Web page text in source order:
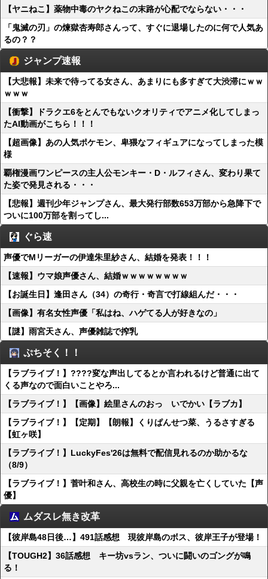
【ヤニねこ】薬物中毒のヤクねこの末路が心配でならない・・・
「鬼滅の刃」の煉獄杏寿郎さんって、すぐに退場したのに何で人気あ
るの？？
ジャンプ速報
【大悲報】未来で待ってる女さん、あまりにも多すぎて大渋滞にｗｗ
ｗｗｗ
【衝撃】ドラクエ6をとんでもないクオリティでアニメ化してしまっ
たAI動画がこちら！！！
【超画像】あの人気ポケモン、卑猥なフィギュアになってしまった模
様
覇権漫画ワンピースの主人公モンキー・D・ルフィさん、変わり果て
た姿で発見される・・・
【悲報】週刊少年ジャンプさん、最大発行部数653万部から急降下で
ついに100万部を割ってし...
ぐら速
声優でMリーガーの伊達朱里紗さん、結婚を発表！！！
【速報】ウマ娘声優さん、結婚ｗｗｗｗｗｗｗｗ
【お誕生日】逢田さん（34）の奇行・奇言で打線組んだ・・・
【画像】有名女性声優「私はね、ハゲてる人が好きなの」
【謎】雨宮天さん、声優雑誌で搾乳
ぷちそく！！
【ラブライブ！】????変な声出してるとか言われるけど普通に出て
くる声なので面白いことやろ...
【ラブライブ！】【画像】絵里さんのおっ いでかい【ラブカ】
【ラブライブ！】【定期】【朗報】くりぱんせつ菜、うるさすぎる
【虹ヶ咲】
【ラブライブ！】LuckyFes'26は無料で配信見れるのか助かるな
（8/9）
【ラブライブ！】菅叶和さん、高校生の時に父親を亡くしていた【声
優】
ムダスレ無き改革
【彼岸島48日後…】491話感想 現彼岸島のボス、彼岸王子が登場！
【TOUGH2】36話感想 キー坊vsラン、ついに闘いのゴングが鳴
る！